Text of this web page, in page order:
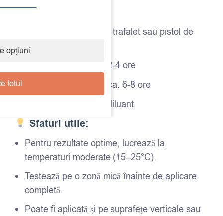
cu pensulă, trafalet sau pistol de
vopsit
2-4 ore
după cca. 6-8 ore
cu diluant
Sfaturi utile:
Pentru rezultate optime, lucrează la
temperaturi moderate (15–25°C).
Testează pe o zonă mică înainte de aplicare
completă.
Poate fi aplicată și pe suprafețe verticale sau
opțiuni
totul